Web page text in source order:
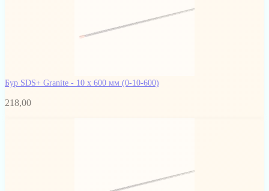
Бур SDS+ Granite - 10 х 600 мм (0-10-600)
218,00